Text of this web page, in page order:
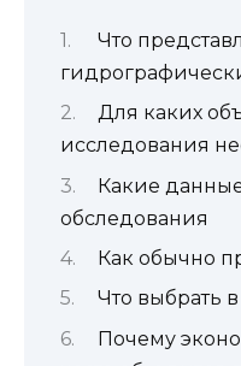
Что
Для каких
исследования
Какие
обследования
Как обычно
Что выбрать
Почему